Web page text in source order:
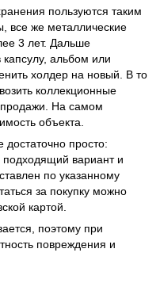
пользуются таким
все же металлические
3 лет. Дальше
альбом или
холдер на новый. В то
коллекционные
продажи. На самом
объекта.
просто:
подходящий вариант и
по указанному
за покупку можно
картой.
поэтому при
повреждения и